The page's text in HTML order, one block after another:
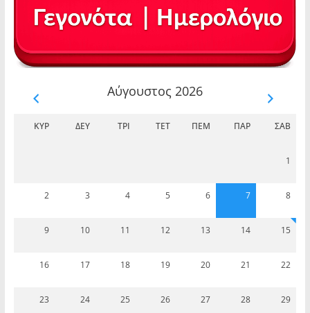
Αύγουστος 2026
ΚΥΡ ΔΕΥ ΤΡΊ ΤΕΤ ΠΈΜ ΠΑΡ ΣΆΒ
1
2 3 4 5 6 7 8
9 10 11 12 13 14 15
16 17 18 19 20 21 22
23 24 25 26 27 28 29